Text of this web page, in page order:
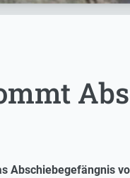
Abschiebegefängnis